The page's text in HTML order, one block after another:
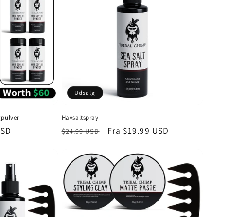
Udsalg
Havsaltspray
Normalpris
$24.99 USD Udsalgspris
Fra $19.99 USD